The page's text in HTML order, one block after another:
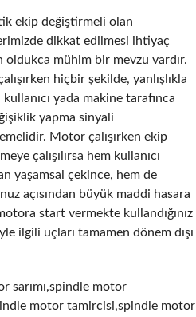
ekip değiştirmeli olan
dikkat edilmesi ihtiyaç
oldukca mühim bir mevzu vardır.
hiçbir şekilde, yanlışlıkla
kullanıcı yada makine tarafınca
yapma sinyali
Motor çalışırken ekip
çalışılırsa hem kullanıcı
yaşamsal çekince, hem de
açısından büyük maddi hasara
start vermekte kullandığınız
ilgili uçları tamamen dönem dışı
sarımı,spindle motor
motor tamircisi,spindle motor